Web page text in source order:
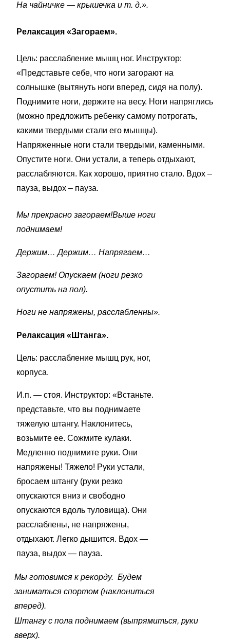
На чайничке — крышечка и т. д.».
Релаксация «Загораем».
Цель: расслабление мышц ног. Инструктор:
«Представьте себе, что ноги загорают на
солнышке (вытянуть ноги вперед, сидя на полу).
Поднимите ноги, держите на весу. Ноги напряглись
(можно предложить ребенку самому потрогать,
какими твердыми стали его мышцы).
Напряженные ноги стали твердыми, каменными.
Опустите ноги. Они устали, а теперь отдыхают,
расслабляются. Как хорошо, приятно стало. Вдох –
пауза, выдох – пауза.
Мы прекрасно загораем!Выше ноги
поднимаем!
Держим… Держим… Напрягаем…
Загораем! Опускаем (ноги резко
опустить на пол).
Ноги не напряжены, расслабленны».
Релаксация «Штанга».
Цель: расслабление мышц рук, ног,
корпуса.
И.п. — стоя. Инструктор: «Встаньте.
представьте, что вы поднимаете
тяжелую штангу. Наклонитесь,
возьмите ее. Сожмите кулаки.
Медленно поднимите руки. Они
напряжены! Тяжело! Руки устали,
бросаем штангу (руки резко
опускаются вниз и свободно
опускаются вдоль туловища). Они
расслаблены, не напряжены,
отдыхают. Легко дышится. Вдох —
пауза, выдох — пауза.
Мы готовимся к рекорду. Будем
заниматься спортом (наклониться
вперед).
Штангу с пола поднимаем (выпрямиться, руки
вверх).